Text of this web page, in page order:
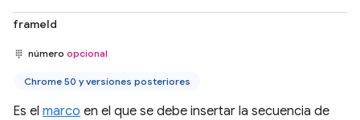
frameId
número opcional
Chrome 50 y versiones posteriores
Es el marco en el que se debe insertar la secuencia de